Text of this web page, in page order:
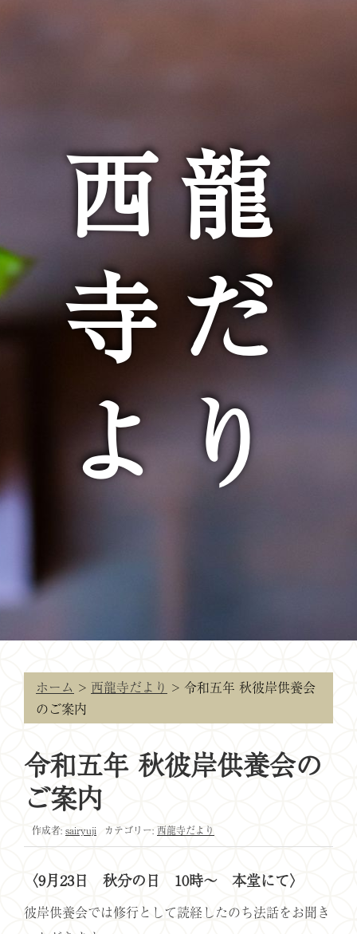
西龍
寺だ
より
ホーム > 西龍寺だより > 令和五年 秋彼岸供養会
のご案内
令和五年 秋彼岸供養会の
ご案内
作成者: sairyuji カテゴリー: 西龍寺だより
〈9月23日 秋分の日 10時〜 本堂にて〉
彼岸供養会では修行として読経したのち法話をお聞き